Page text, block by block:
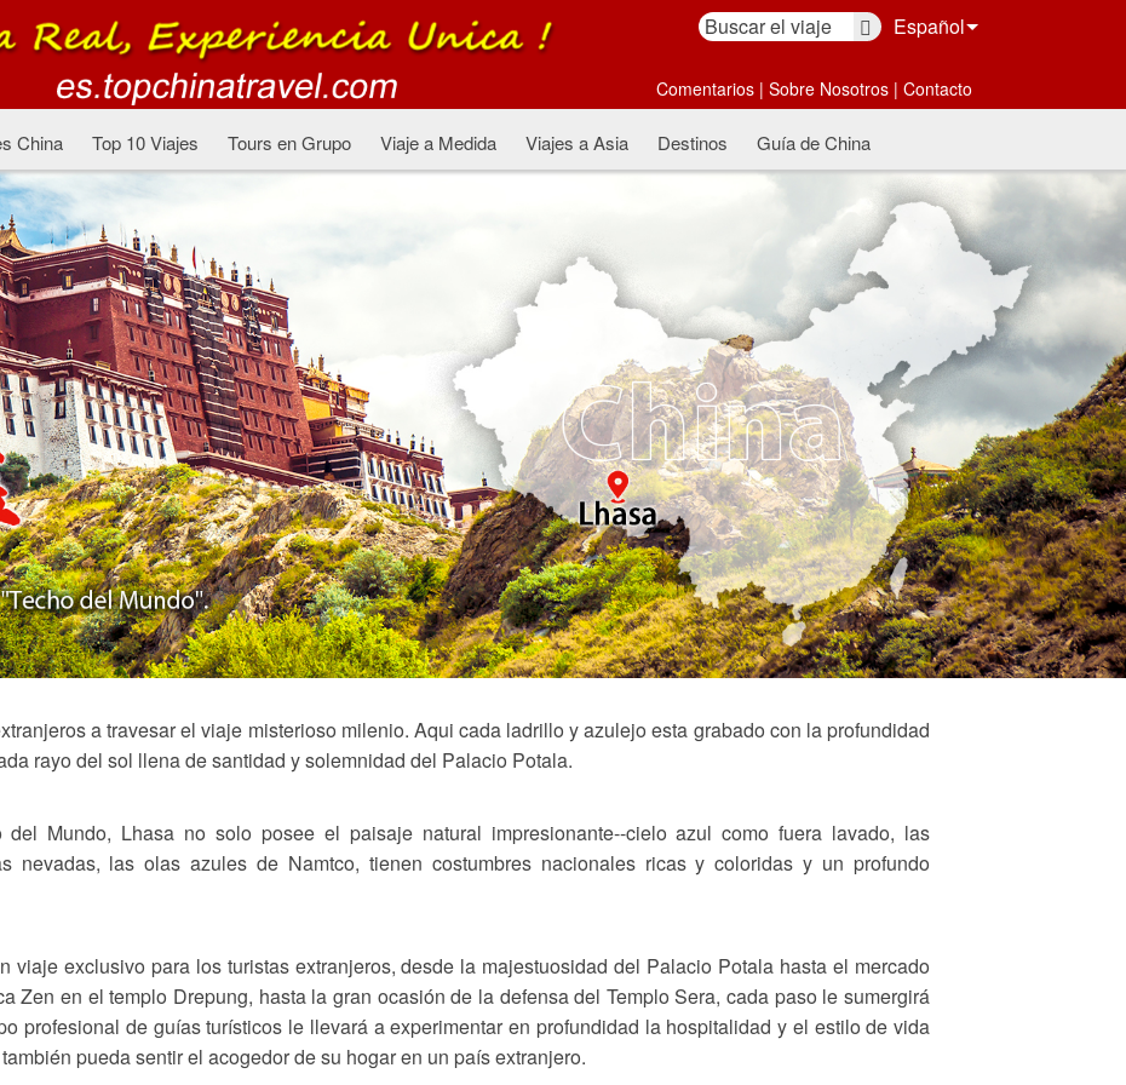
Español
Comentarios | Sobre Nosotros | Contacto
China Top 10 Viajes Tours en Grupo Viaje a Medida Viajes a Asia Destinos Guía de China
a travesar el viaje misterioso milenio. Aqui cada ladrillo y azulejo esta grabado con la profundidad
rayo del sol llena de santidad y solemnidad del Palacio Potala.
Mundo, Lhasa no solo posee el paisaje natural impresionante--cielo azul como fuera lavado, las
nevadas, las olas azules de Namtco, tienen costumbres nacionales ricas y coloridas y un profundo
viaje exclusivo para los turistas extranjeros, desde la majestuosidad del Palacio Potala hasta el mercado
Zen en el templo Drepung, hasta la gran ocasión de la defensa del Templo Sera, cada paso le sumergirá
profesional de guías turísticos le llevará a experimentar en profundidad la hospitalidad y el estilo de vida
pueda sentir el acogedor de su hogar en un país extranjero.